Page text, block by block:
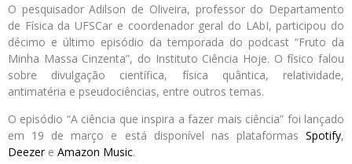
O pesquisador Adilson de Oliveira, professor do Departamento
de Física da UFSCar e coordenador geral do LAbI, participou do
décimo e último episódio da temporada do podcast “Fruto da
Minha Massa Cinzenta”, do Instituto Ciência Hoje. O físico falou
sobre divulgação científica, física quântica, relatividade,
antimatéria e pseudociências, entre outros temas.
O episódio “A ciência que inspira a fazer mais ciência” foi lançado
em 19 de março e está disponível nas plataformas Spotify,
Deezere Amazon Music.